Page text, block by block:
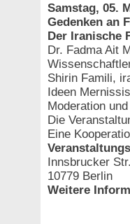
Samstag, 05.
Gedenken an
Der Iranische
Dr. Fadma Ait
Shirin Famili,
Ideen
Moderation
Die
Eine
Innsbrucker
10779 Berlin
Weitere